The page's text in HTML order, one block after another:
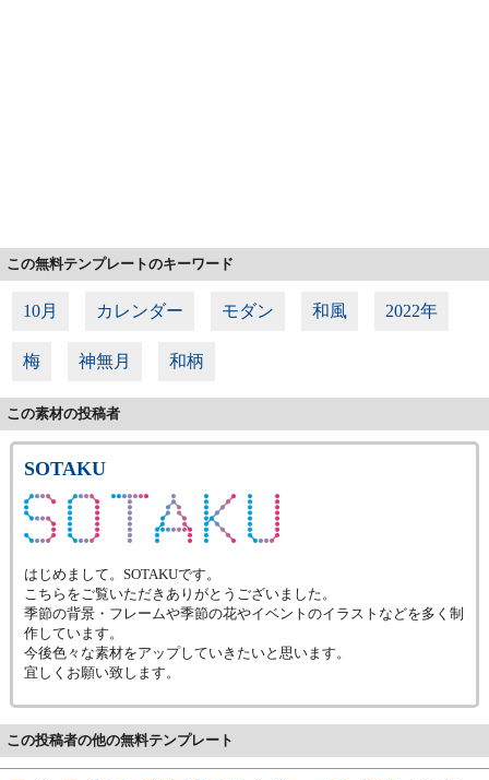
この無料テンプレートのキーワード
10月 カレンダー モダン 和風 2022年
梅 神無月 和柄
この素材の投稿者
SOTAKU
はじめまして。SOTAKUです。
こちらをご覧いただきありがとうございました。
季節の背景・フレームや季節の花やイベントのイラストなどを多く制
作しています。
今後色々な素材をアップしていきたいと思います。
宜しくお願い致します。
この投稿者の他の無料テンプレート